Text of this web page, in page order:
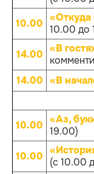
10.00 10.00 до
14.00 «В
14.00 «В
10.00 «Аз,
19.00)
10.00
(с 10.00